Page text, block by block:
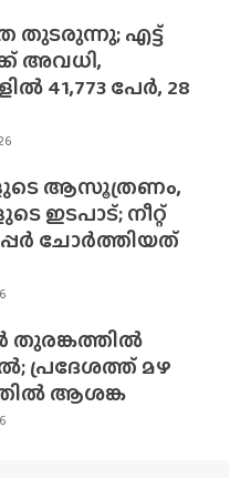
തുടരുന്നു; എട്ട്
അവധി,
41,773 പേർ, 28
ആസൂത്രണം,
ഇടപാട്; നീറ്റ്
ചോർത്തിയത്
തുരങ്കത്തിൽ
പ്രദേശത്ത് മഴ
ആശങ്ക